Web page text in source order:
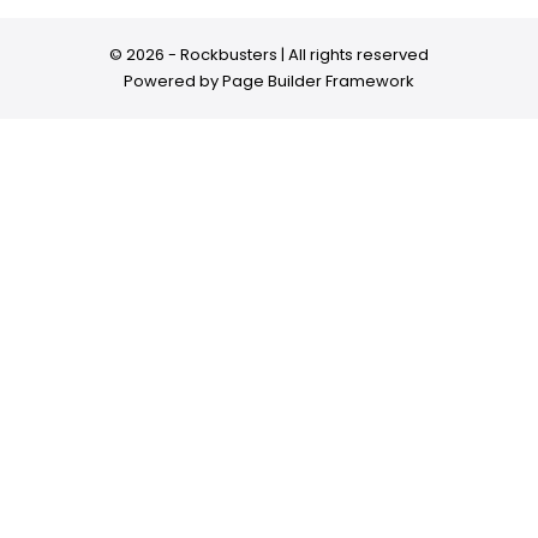
© 2026 - Rockbusters | All rights reserved
Powered byPage Builder Framework